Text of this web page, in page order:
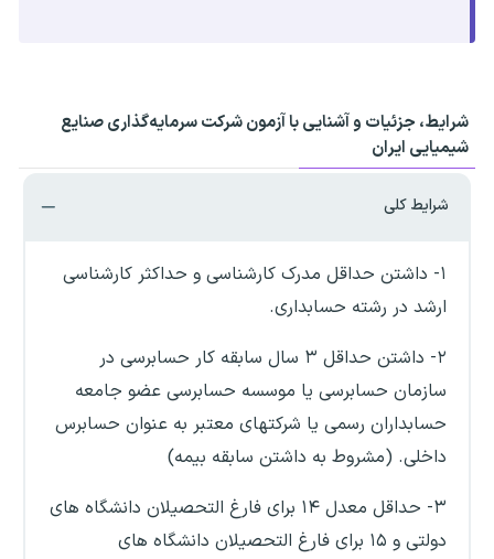
شرایط، جزئیات و آشنایی با آزمون شرکت سرمایه‌گذاری صنایع
شیمیایی ایران
شرایط کلی
۱- داشتن حداقل مدرک کارشناسی و حداکثر کارشناسی
ارشد در رشته حسابداری.
۲- داشتن حداقل ۳ سال سابقه کار حسابرسی در
سازمان حسابرسی یا موسسه حسابرسی عضو جامعه
حسابداران رسمی یا شرکتهای معتبر به عنوان حسابرس
داخلی. (مشروط به داشتن سابقه بیمه)
۳- حداقل معدل ۱۴ برای فارغ التحصیلان دانشگاه های
دولتی و ۱۵ برای فارغ التحصیلان دانشگاه های